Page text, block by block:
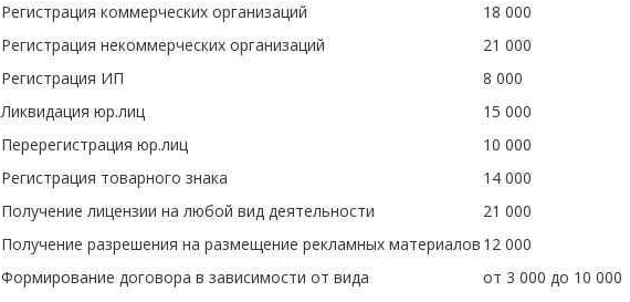
Регистрация коммерческих организаций
18 000
Регистрация некоммерческих организаций
21 000
Регистрация ИП
8 000
Ликвидация юр.лиц
15 000
Перерегистрация юр.лиц
10 000
Регистрация товарного знака
14 000
Получение лицензии на любой вид деятельности
21 000
Получение разрешения на размещение рекламных материалов 12 000
Формирование договора в зависимости от вида
от 3 000 до 10 000